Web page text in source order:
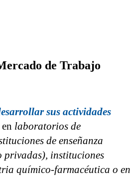
de Trabajo
sus actividades
laboratorios de
de enseñanza
privadas), instituciones
químico-farmacéutica o en